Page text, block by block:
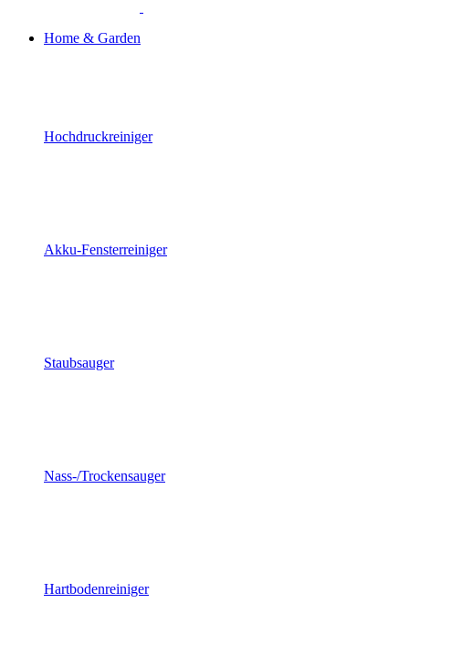
Home & Garden
Hochdruckreiniger
Akku-Fensterreiniger
Staubsauger
Nass-/Trockensauger
Hartbodenreiniger